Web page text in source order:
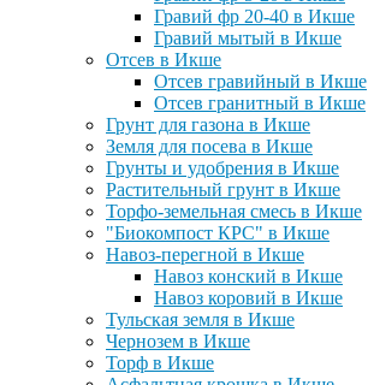
Гравий фр 20-40 в Икше
Гравий мытый в Икше
Отсев в Икше
Отсев гравийный в Икше
Отсев гранитный в Икше
Грунт для газона в Икше
Земля для посева в Икше
Грунты и удобрения в Икше
Растительный грунт в Икше
Торфо-земельная смесь в Икше
"Биокомпост КРС" в Икше
Навоз-перегной в Икше
Навоз конский в Икше
Навоз коровий в Икше
Тульская земля в Икше
Чернозем в Икше
Торф в Икше